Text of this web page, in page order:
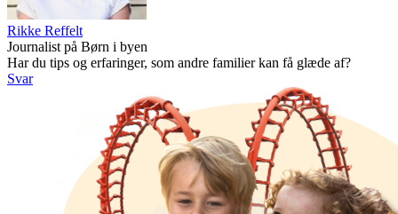
Rikke Reffelt
Journalist på Børn i byen
Har du tips og erfaringer, som andre familier kan få glæde af?
Svar